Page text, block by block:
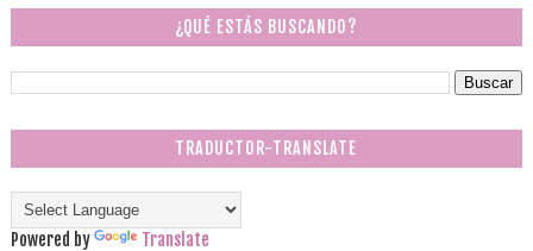
¿QUÉ ESTÁS BUSCANDO?
TRADUCTOR-TRANSLATE
Powered by Translate